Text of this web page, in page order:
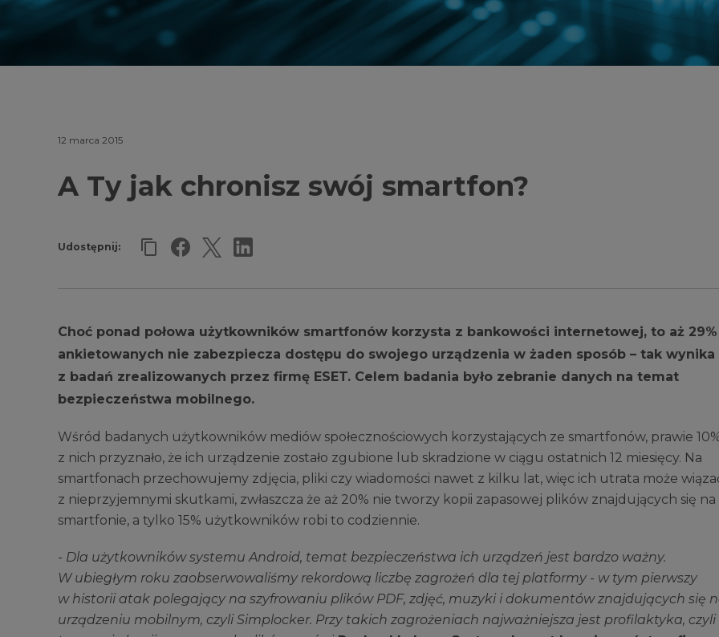
12 marca 2015
A Ty jak chronisz swój smartfon?
Udostępnij:
Choć ponad połowa użytkowników smartfonów korzysta z bankowości internetowej, to aż 29%
ankietowanych nie zabezpiecza dostępu do swojego urządzenia w żaden sposób – tak wynika
z badań zrealizowanych przez firmę ESET. Celem badania było zebranie danych na temat
bezpieczeństwa mobilnego.
Wśród badanych użytkowników mediów społecznościowych korzystających ze smartfonów, prawie
z nich przyznało, że ich urządzenie zostało zgubione lub skradzione w ciągu ostatnich 12 miesięcy. Na
smartfonach przechowujemy zdjęcia, pliki czy wiadomości nawet z kilku lat, więc ich utrata może
z nieprzyjemnymi skutkami, zwłaszcza że aż 20% nie tworzy kopii zapasowej plików znajdujących się na
smartfonie, a tylko 15% użytkowników robi to codziennie.
- Dla użytkowników systemu Android, temat bezpieczeństwa ich urządzeń jest bardzo ważny.
W ubiegłym roku zaobserwowaliśmy rekordową liczbę zagrożeń dla tej platformy - w tym pierwszy
w historii atak polegający na szyfrowaniu plików PDF, zdjęć, muzyki i dokumentów znajdujących się
urządzeniu mobilnym, czyli Simplocker. Przy takich zagrożeniach najważniejsza jest profilaktyka, czyli